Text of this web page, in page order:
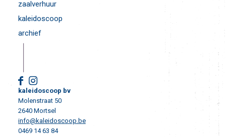
zaalverhuur
kaleidoscoop
archief
kaleidoscoop bv
Molenstraat 50
2640 Mortsel
info@kaleidoscoop.be
0469 14 63 84